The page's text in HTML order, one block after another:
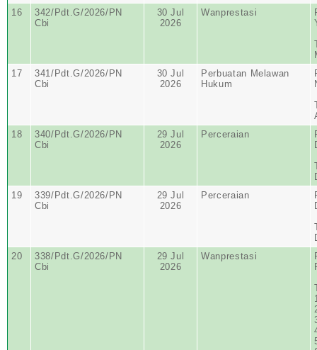
16
342/Pdt.G/2026/PN
Cbi
30 Jul
2026
Wanprestasi
17
341/Pdt.G/2026/PN
Cbi
30 Jul
2026
Perbuatan Melawan
Hukum
18
340/Pdt.G/2026/PN
Cbi
29 Jul
2026
Perceraian
19
339/Pdt.G/2026/PN
Cbi
29 Jul
2026
Perceraian
20
338/Pdt.G/2026/PN
Cbi
29 Jul
2026
Wanprestasi